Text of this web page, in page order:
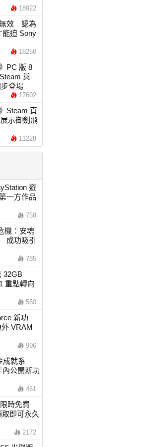
18922
無效 認為
能迫 Sony
18250
PC 版 8
與
登場
17602
Steam 頁
示御劍飛
11228
遊
一方作品
758
機：安魂
成功吸引
785
32GB
重點轉向
560
新功
VRAM
996
成就系
公開新功
461
時免費
即可永久
2172